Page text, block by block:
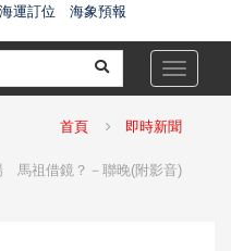
海運訂位 海象預報
Toggle
首頁 即時新聞
馬祖借鏡？－聯晚(附影音)